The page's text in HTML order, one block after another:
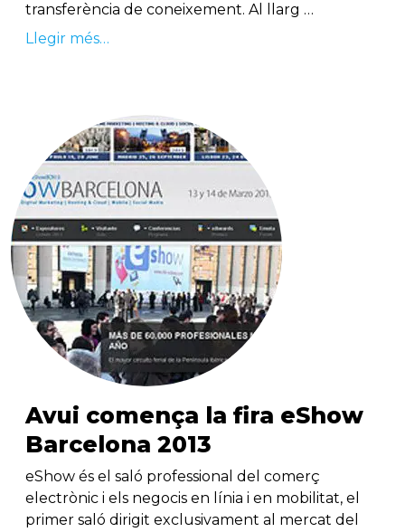
transferència de coneixement. Al llarg …
Llegir més…
Avui comença la fira eShow
Barcelona 2013
eShow és el saló professional del comerç
electrònic i els negocis en línia i en mobilitat, el
primer saló dirigit exclusivament al mercat del